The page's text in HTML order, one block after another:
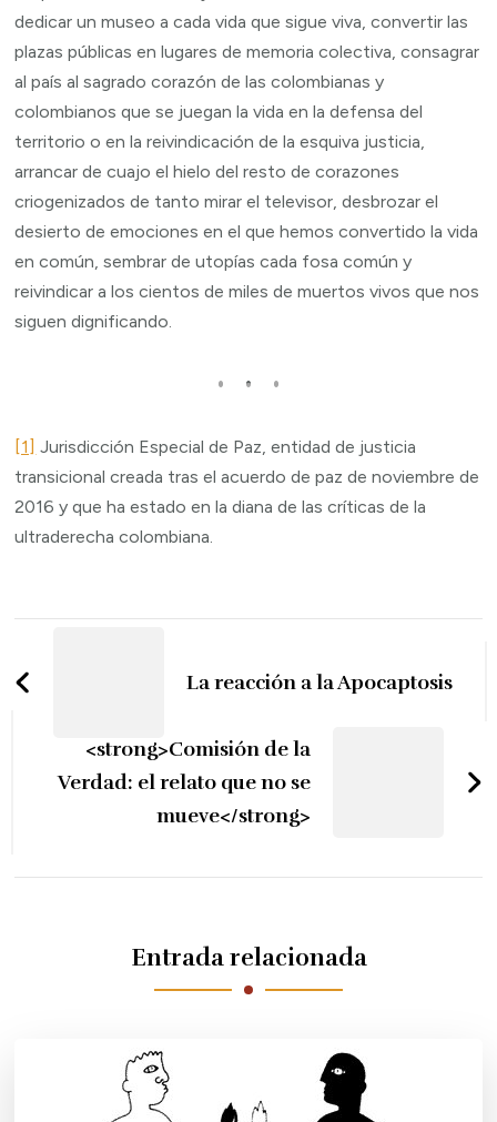
dedicar un museo a cada vida que sigue viva, convertir las
plazas públicas en lugares de memoria colectiva, consagrar
al país al sagrado corazón de las colombianas y
colombianos que se juegan la vida en la defensa del
territorio o en la reivindicación de la esquiva justicia,
arrancar de cuajo el hielo del resto de corazones
criogenizados de tanto mirar el televisor, desbrozar el
desierto de emociones en el que hemos convertido la vida
en común, sembrar de utopías cada fosa común y
reivindicar a los cientos de miles de muertos vivos que nos
siguen dignificando.
[1] Jurisdicción Especial de Paz, entidad de justicia
transicional creada tras el acuerdo de paz de noviembre de
2016 y que ha estado en la diana de las críticas de la
ultraderecha colombiana.
de
La reacción a la Apocaptosis
<strong>Comisión de la
Verdad: el relato que no se
mueve</strong>
Entrada relacionada